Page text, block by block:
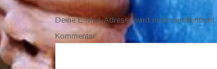
Deine E-Mail-Adresse wird nicht veröffentlicht.
Kommentar